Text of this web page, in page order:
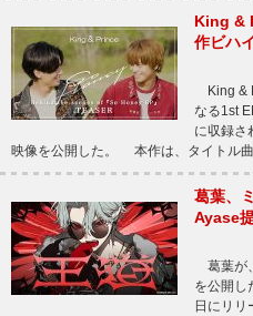
King &
作ビハ
King &
なる1st
に収録さ
映像を公開した。 本作は、タイトル
葛葉、
Ayase
葛葉が
を公開
日にリリ